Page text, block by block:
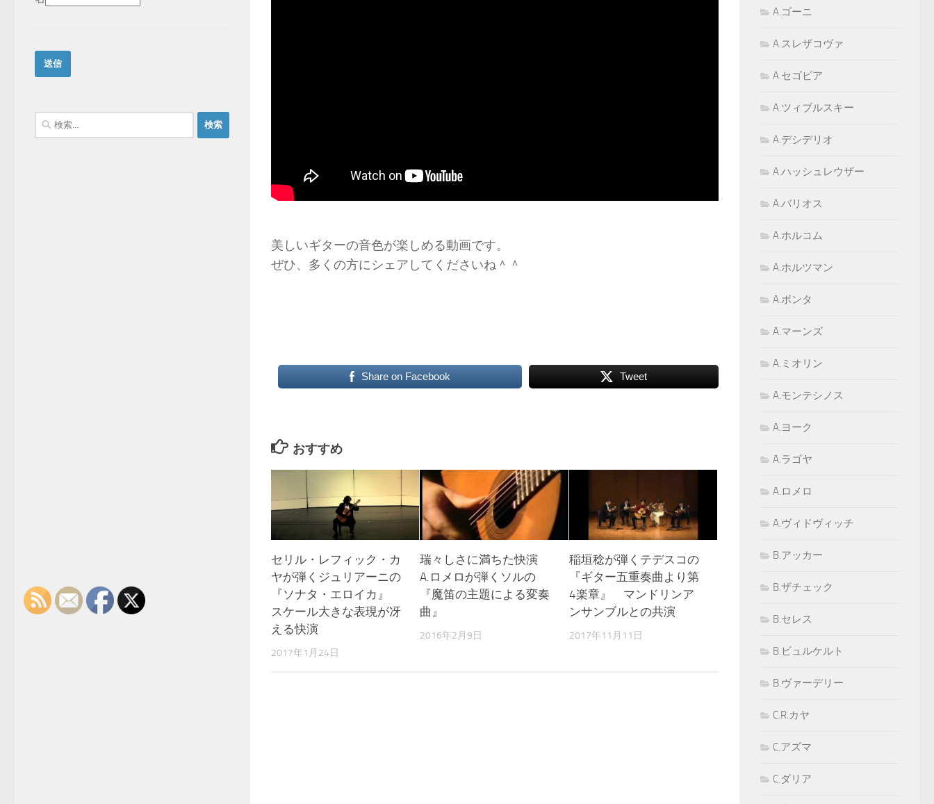
美しいギターの音色が楽しめる動画です。
ぜひ、多くの方にシェアしてくださいね＾＾
Share on Facebook Tweet
おすすめ
セリル・レフィック・カ
ヤが弾くジュリアーニの
『ソナタ・エロイカ』
スケール大きな表現が冴
える快演
2017年1月24日
瑞々しさに満ちた快演
A.ロメロが弾くソルの
『魔笛の主題による変奏
曲』
2016年2月9日
稲垣稔が弾くテデスコの
『ギター五重奏曲より第
4楽章』 マンドリンア
ンサンブルとの共演
2017年11月11日
検
索:
A.ゴーニ
A.スレザコヴァ
A.セゴビア
A.ツィブルスキー
A.デシデリオ
A.ハッシュレウザー
A.バリオス
A.ホルコム
A.ホルツマン
A.ボンタ
A.マーンズ
A.ミオリン
A.モンテシノス
A.ヨーク
A.ラゴヤ
A.ロメロ
A.ヴィドヴィッチ
B.アッカー
B.ザチェック
B.セレス
B.ビュルケルト
B.ヴァーデリー
C.R.カヤ
C.アズマ
C.ダリア